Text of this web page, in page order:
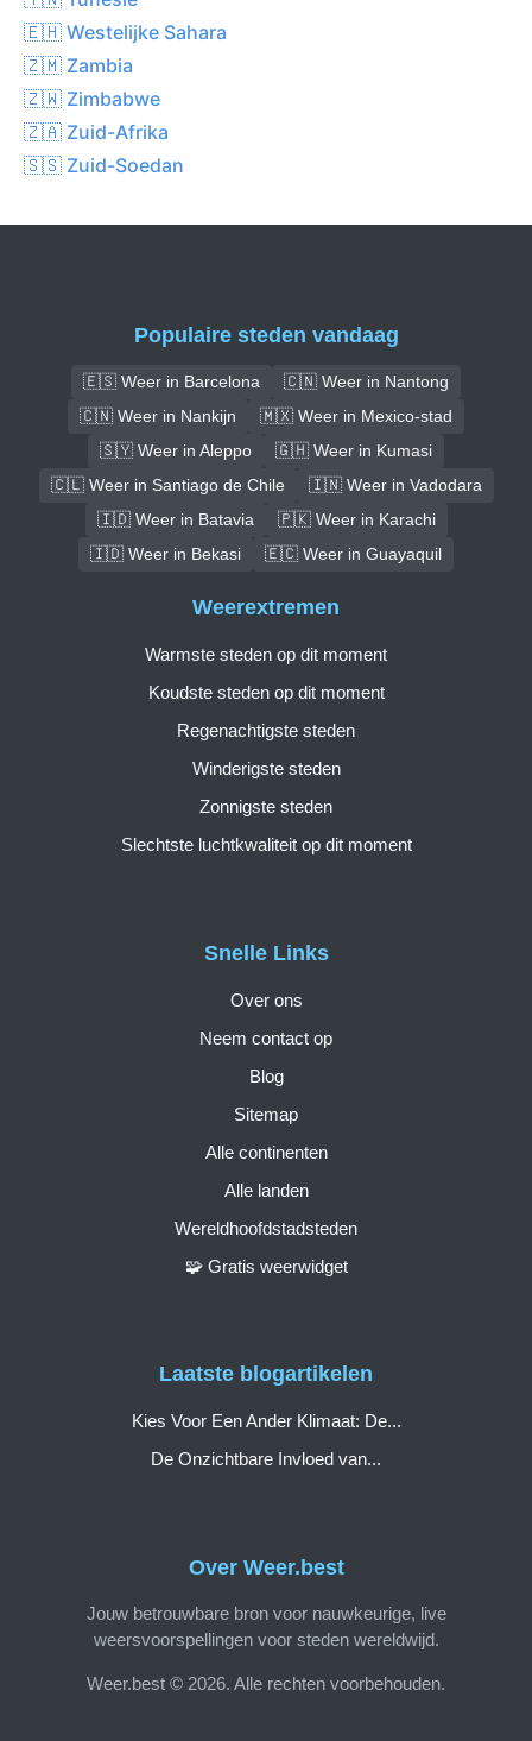
🇪🇭 Westelijke Sahara
🇿🇲 Zambia
🇿🇼 Zimbabwe
🇿🇦 Zuid-Afrika
🇸🇸 Zuid-Soedan
Populaire steden vandaag
🇪🇸 Weer in Barcelona
🇨🇳 Weer in Nantong
🇨🇳 Weer in Nankijn
🇲🇽 Weer in Mexico-stad
🇸🇾 Weer in Aleppo
🇬🇭 Weer in Kumasi
🇨🇱 Weer in Santiago de Chile
🇮🇳 Weer in Vadodara
🇮🇩 Weer in Batavia
🇵🇰 Weer in Karachi
🇮🇩 Weer in Bekasi
🇪🇨 Weer in Guayaquil
Over Weer.best
Jouw betrouwbare bron voor nauwkeurige, live
weersvoorspellingen voor steden wereldwijd.
Weer.best © 2026. Alle rechten voorbehouden.
Snelle Links
Over ons
Neem contact op
Blog
Sitemap
Alle continenten
Alle landen
Wereldhoofdstadsteden
🧩 Gratis weerwidget
Weerextremen
Warmste steden op dit moment
Koudste steden op dit moment
Regenachtigste steden
Winderigste steden
Zonnigste steden
Slechtste luchtkwaliteit op dit moment
Laatste blogartikelen
Kies Voor Een Ander Klimaat: De...
De Onzichtbare Invloed van...